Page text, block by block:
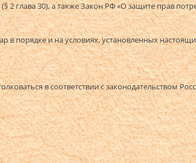
30), а также Закон РФ «О защите прав
в порядке и на условиях, установленных
в соответствии с законодательством